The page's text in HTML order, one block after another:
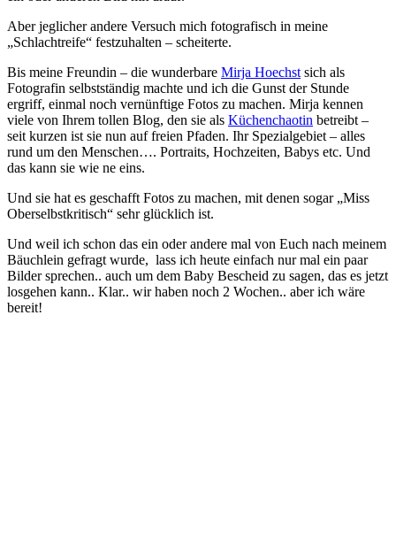
Aber jeglicher andere Versuch mich fotografisch in meine
„Schlachtreife“ festzuhalten – scheiterte.
Bis meine Freundin – die wunderbare Mirja Hoechst sich als
Fotografin selbstständig machte und ich die Gunst der Stunde
ergriff, einmal noch vernünftige Fotos zu machen. Mirja kennen
viele von Ihrem tollen Blog, den sie als Küchenchaotin betreibt –
seit kurzen ist sie nun auf freien Pfaden. Ihr Spezialgebiet – alles
rund um den Menschen…. Portraits, Hochzeiten, Babys etc. Und
das kann sie wie ne eins.
Und sie hat es geschafft Fotos zu machen, mit denen sogar „Miss
Oberselbstkritisch“ sehr glücklich ist.
Und weil ich schon das ein oder andere mal von Euch nach meinem
Bäuchlein gefragt wurde, lass ich heute einfach nur mal ein paar
Bilder sprechen.. auch um dem Baby Bescheid zu sagen, das es jetzt
losgehen kann.. Klar.. wir haben noch 2 Wochen.. aber ich wäre
bereit!